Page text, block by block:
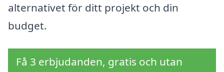
alternativet för ditt projekt och din
budget.
Få 3 erbjudanden, gratis och utan